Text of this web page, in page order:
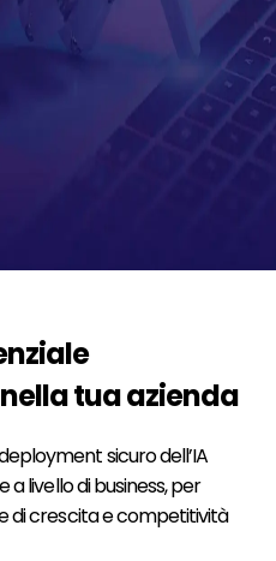
tua azienda
sicuro dell’IA
livello di business, per
di crescita e competitività